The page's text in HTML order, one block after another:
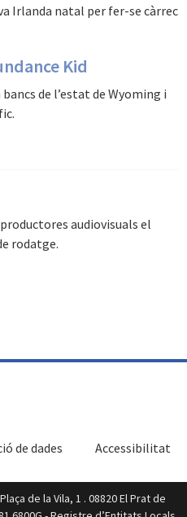
Irlanda natal per fer-se càrrec
Kid
de l’estat de Wyoming i
audiovisuals el
rodatge.
Accessibilitat
de dades
de la Vila, 1 . 08820 El Prat de